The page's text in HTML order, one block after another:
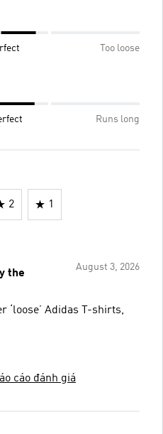
Too loose
Runs long
2 1
August 3, 2026
the
‘loose’ Adidas T-shirts,
cáo đánh giá